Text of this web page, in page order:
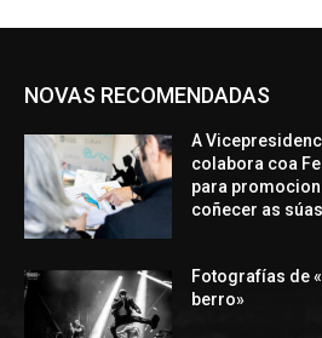
NOVAS RECOMENDADAS
A
colabora coa
para
coñecer as
Fotografías de
berro»